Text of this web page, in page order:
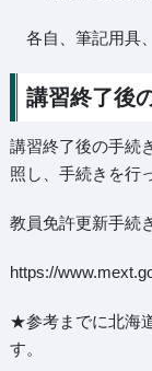
各自、筆記用具
講習終了後
講習終了後の手続
照し、手続きを行
教員免許更新手続
https://
★参考までに北海
す。